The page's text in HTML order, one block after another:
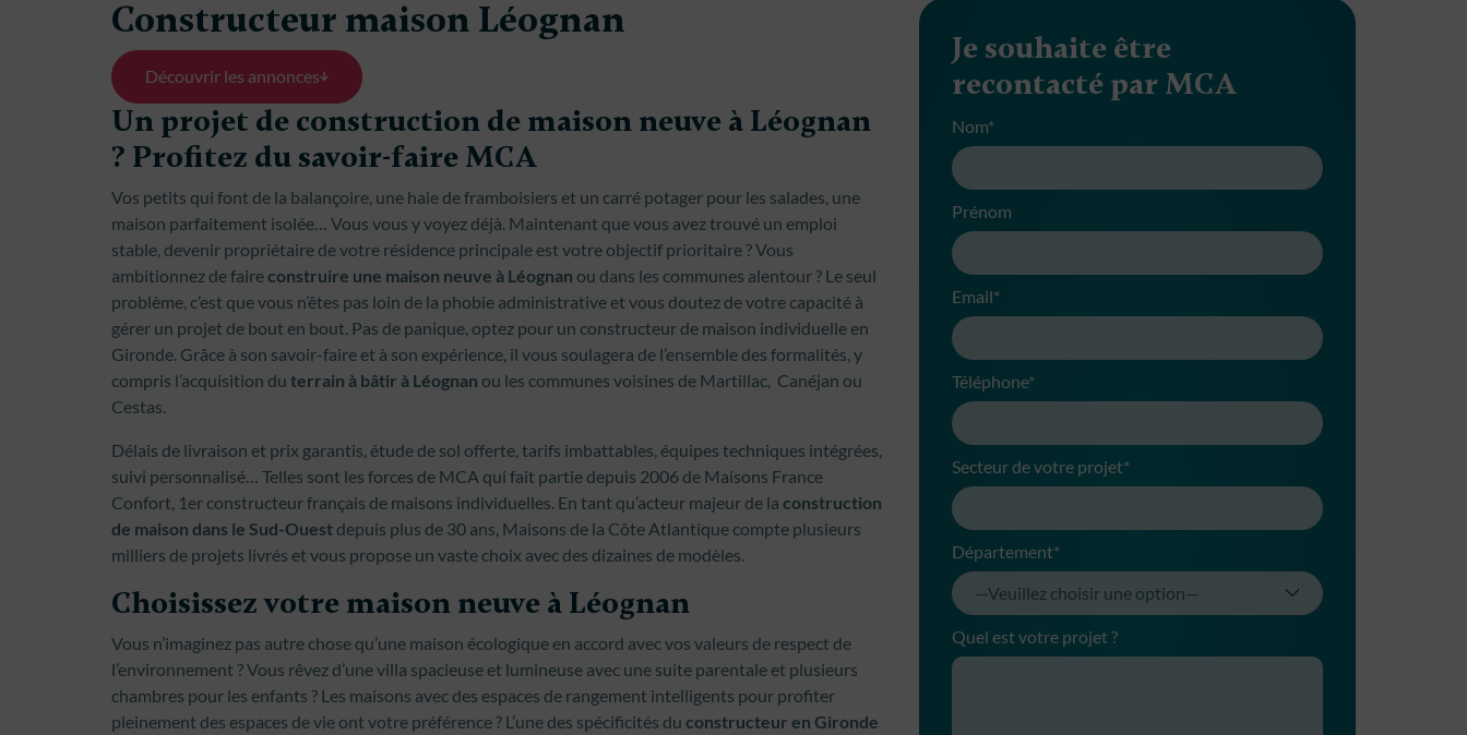
Constructeur maison Léognan
Découvrir les annonces
Un projet de construction de maison neuve à Léognan
? Profitez du savoir-faire MCA
Vos petits qui font de la balançoire, une haie de framboisiers et un carré potager pour les salades, une
maison parfaitement isolée… Vous vous y voyez déjà. Maintenant que vous avez trouvé un emploi
stable, devenir propriétaire de votre résidence principale est votre objectif prioritaire ? Vous
ambitionnez de faireconstruire une maison neuve à Léognan ou dans les communes alentour ? Le seul
problème, c’est que vous n’êtes pas loin de la phobie administrative et vous doutez de votre capacité à
gérer un projet de bout en bout. Pas de panique, optez pour un constructeur de maison individuelle en
Gironde. Grâce à son savoir-faire et à son expérience, il vous soulagera de l’ensemble des formalités, y
compris l’acquisition du terrain à bâtir à Léognan ou les communes voisines de Martillac, Canéjan ou
Cestas.
Délais de livraison et prix garantis, étude de sol offerte, tarifs imbattables, équipes techniques intégrées,
suivi personnalisé… Telles sont les forces de MCA qui fait partie depuis 2006 de Maisons France
Confort, 1er constructeur français de maisons individuelles. En tant qu’acteur majeur de la construction
de maison dans le Sud-Ouest depuis plus de 30 ans, Maisons de la Côte Atlantique compte plusieurs
milliers de projets livrés et vous propose un vaste choix avec des dizaines de modèles.
Choisissez votre maison neuve à Léognan
Vous n’imaginez pas autre chose qu’une maison écologique en accord avec vos valeurs de respect de
l’environnement ? Vous rêvez d’une villa spacieuse et lumineuse avec une suite parentale et plusieurs
chambres pour les enfants ? Les maisons avec des espaces de rangement intelligents pour profiter
pleinement des espaces de vie ont votre préférence ? L’une des spécificités du constructeur en Gironde
Je souhaite être
recontacté par MCA
Nom*
Prénom
Email*
Téléphone*
Secteur de votre projet*
Département*
Quel est votre projet ?